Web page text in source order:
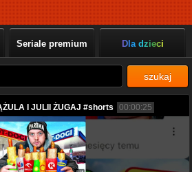
Seriale premium Dla dzieci
szukaj
I JULII ŻUGAJ #shorts 00:00:25